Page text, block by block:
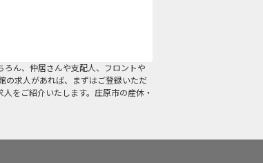
ろん、仲居さんや支配人、フロントや
の求人があれば、まずはご登録いただ
をご紹介いたします。庄原市の産休・